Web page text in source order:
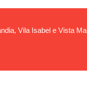
Vila Isabel e Vista